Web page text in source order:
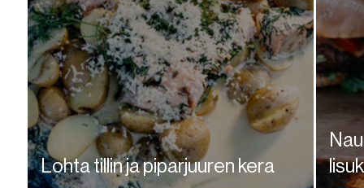
Lohta tillin ja piparjuuren kera